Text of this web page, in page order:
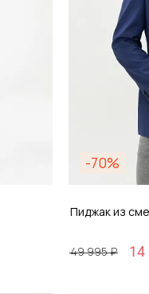
-70%
Пиджак из
49 995 ₽ 14